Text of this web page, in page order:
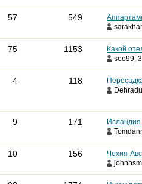
57 549
75 1153
Какой
seo99,
4 118
9 171
10 156
Чехия-